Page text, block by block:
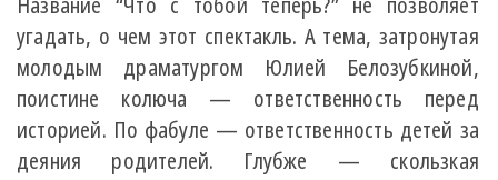
угадать, о чем этот спектакль. А тема, затронутая
молодым драматургом Юлией Белозубкиной,
поистине колюча — ответственность перед
историей. По фабуле — ответственность детей за
деяния родителей. Глубже — скользкая